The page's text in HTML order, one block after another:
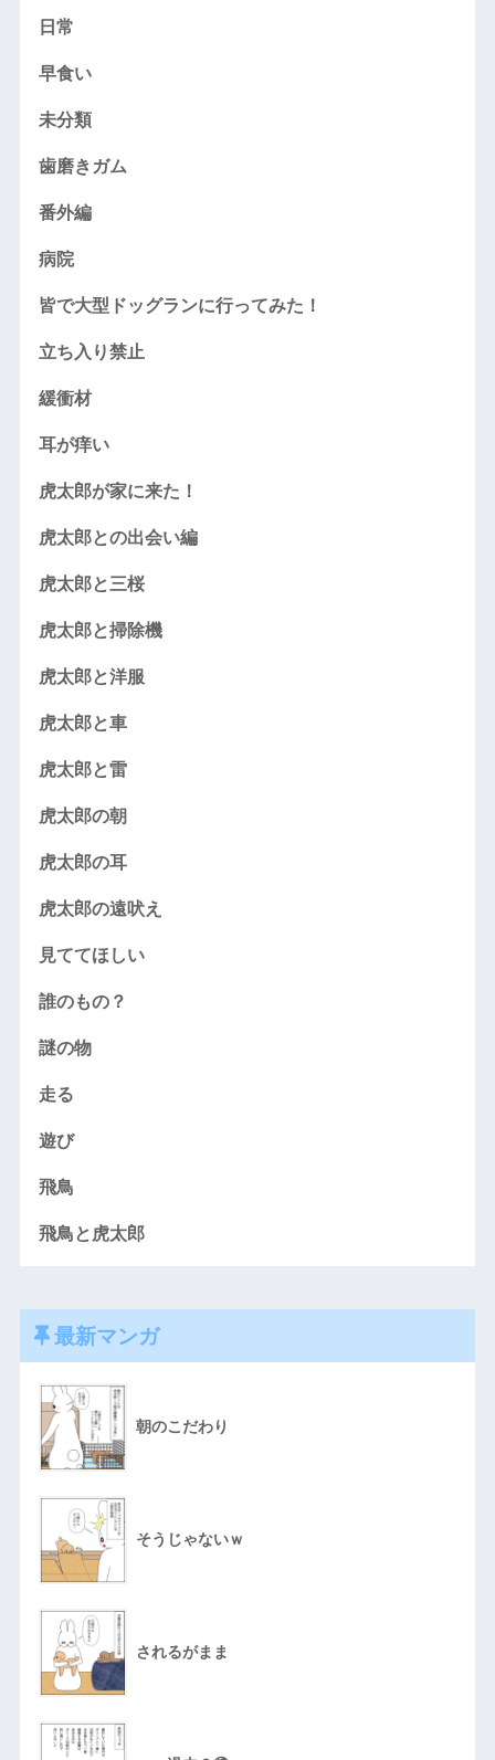
日常
早食い
未分類
歯磨きガム
番外編
病院
皆で大型ドッグランに行ってみた！
立ち入り禁止
緩衝材
耳が痒い
虎太郎が家に来た！
虎太郎との出会い編
虎太郎と三桜
虎太郎と掃除機
虎太郎と洋服
虎太郎と車
虎太郎と雷
虎太郎の朝
虎太郎の耳
虎太郎の遠吠え
見ててほしい
誰のもの？
謎の物
走る
遊び
飛鳥
飛鳥と虎太郎
最新マンガ
朝のこだわり
そうじゃないｗ
されるがまま